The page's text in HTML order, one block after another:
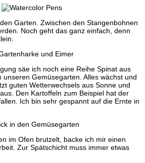
Garten. Zwischen den Stangenbohnen
Noch geht das ganz einfach, denn
säe ich noch eine Reihe Spinat aus
Gemüsegarten. Alles wächst und
guten Wetterwechsels aus Sonne und
Den Kartoffeln zum Beispiel hat der
Ich bin sehr gespannt auf die Ernte in
im Ofen brutzelt, backe ich mir einen
Zur Spätschicht muss immer etwas